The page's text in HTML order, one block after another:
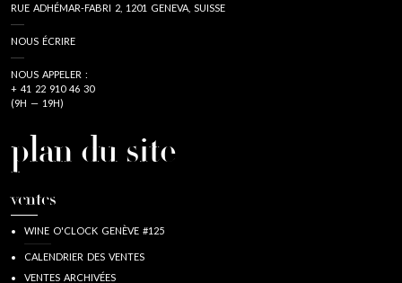
RUE ADHÉMAR-FABRI 2, 1201 GENEVA, SUISSE
NOUS ÉCRIRE
NOUS APPELER :
+ 41 22 910 46 30
(9H — 19H)
plan du site
ventes
WINE O'CLOCK GENÈVE #125
CALENDRIER DES VENTES
VENTES ARCHIVÉES